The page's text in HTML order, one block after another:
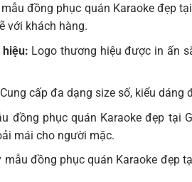
đồng phục quán Karaoke đẹp
với khách hàng.
Logo thương hiệu được in ấn
Cung cấp đa dạng size số, kiểu dáng
đồng phục quán Karaoke đẹp tại
mái cho người mặc.
mẫu đồng phục quán Karaoke đẹp